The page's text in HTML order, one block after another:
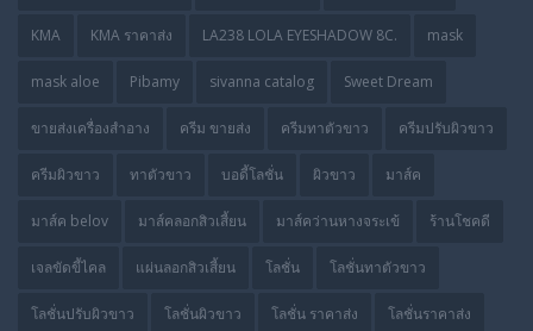
KMA KMA ราคาส่ง LA238 LOLA EYESHADOW 8C. mask
mask aloe Pibamy sivanna catalog Sweet Dream
ขายส่งเครื่องสำอาง ครีม ขายส่ง ครีมทาตัวขาว ครีมปรับผิวขาว
ครีมผิวขาว ทาตัวขาว บอดี้โลชั่น ผิวขาว มาส์ค
มาส์ค belov มาส์คลอกสิวเสี้ยน มาส์คว่านหางจระเข้ ร้านโชคดี
เจลขัดขี้ไคล แผ่นลอกสิวเสี้ยน โลชั่น โลชั่นทาตัวขาว
โลชั่นปรับผิวขาว โลชั่นผิวขาว โลชั่น ราคาส่ง โลชั่นราคาส่ง